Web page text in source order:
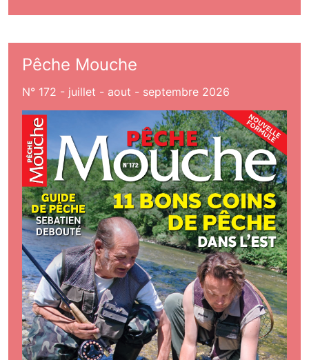
Pêche Mouche
N° 172 - juillet - aout - septembre 2026